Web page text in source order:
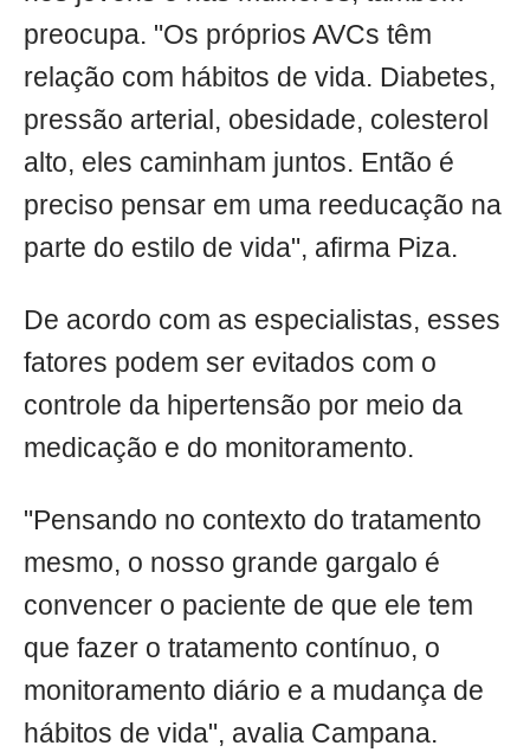
preocupa. "Os próprios AVCs têm
relação com hábitos de vida. Diabetes,
pressão arterial, obesidade, colesterol
alto, eles caminham juntos. Então é
preciso pensar em uma reeducação na
parte do estilo de vida", afirma Piza.
De acordo com as especialistas, esses
fatores podem ser evitados com o
controle da hipertensão por meio da
medicação e do monitoramento.
"Pensando no contexto do tratamento
mesmo, o nosso grande gargalo é
convencer o paciente de que ele tem
que fazer o tratamento contínuo, o
monitoramento diário e a mudança de
hábitos de vida", avalia Campana.